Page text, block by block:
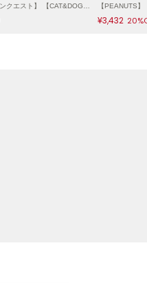
【ドラゴンクエスト】 【CAT&DOG】【販路限定】ジャガードプルオーバー
¥3,432